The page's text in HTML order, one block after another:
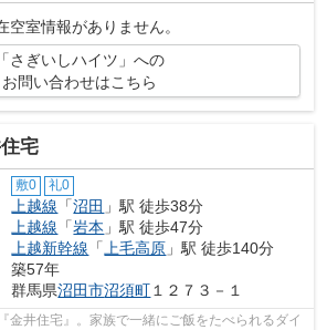
空室情報がありません。
「さぎいしハイツ」への
お問い合わせはこちら
宅
敷0 礼0
上越線 「沼田 」駅 徒歩38分
上越線 「岩本 」駅 徒歩47分
上越新幹線 「 上毛高原 」駅 徒歩140分
築57年
群馬県沼田市沼須町 １２７３－１
金井住宅』。家族で一緒にご飯をたべられるダイ